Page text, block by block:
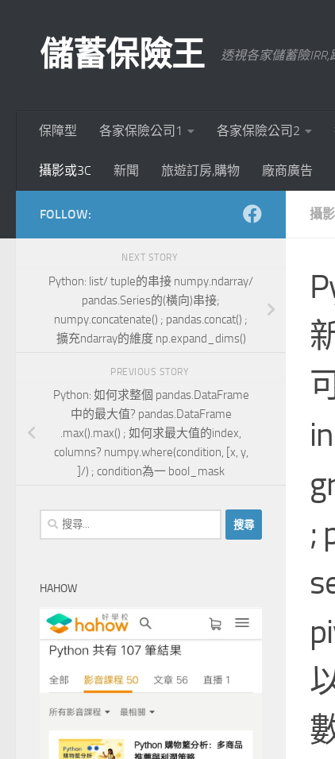
儲蓄保險王 透視各家儲蓄險
保障型 各家保險公司1 各家保險公司2
攝影或3C 新聞 旅遊訂房,購物 廠商廣告
攝
;
FOLLOW:
NEXT STORY
Python: list/ tuple的串接 numpy.ndarray/
pandas.Series的(橫向)串接;
numpy.concatenate() ; pandas.concat() ;
擴充ndarray的維度 np.expand_dims()
PREVIOUS STORY
Python: 如何求整個 pandas.DataFrame
中的最大值? pandas.DataFrame
.max().max() ; 如何求最大值的index,
columns? numpy.where(condition, [x, y,
]/) ; condition為一 bool_mask
搜
尋
字:
HAHOW